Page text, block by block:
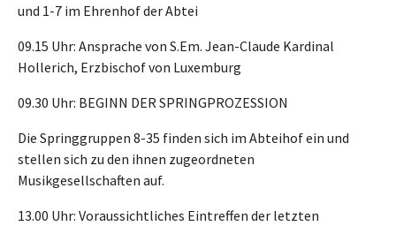
und 1-7 im Ehrenhof der Abtei
09.15 Uhr: Ansprache von S.Em. Jean-Claude Kardinal
Hollerich, Erzbischof von Luxemburg
09.30 Uhr: BEGINN DER SPRINGPROZESSION
Die Springgruppen 8-35 finden sich im Abteihof ein und
stellen sich zu den ihnen zugeordneten
Musikgesellschaften auf.
13.00 Uhr: Voraussichtliches Eintreffen der letzten